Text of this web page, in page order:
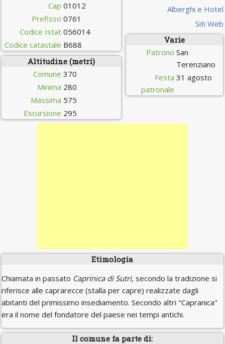
Cap 01012
Prefisso 0761
Codice Istat 056014
Codice catastale B688
Altitudine (metri)
Comune 370
Minima 280
Massima 575
Escursione 295
Alberghi e Hotel
Siti Web
Varie
Patrono San
Terenziano
Festa
patronale
31 agosto
Etimologia
Chiamata in passato Caprinica di Sutri, secondo la tradizione si
riferisce alle caprarecce (stalla per capre) realizzate dagli
abitanti del primissimo insediamento. Secondo altri "Capranica"
era il nome del fondatore del paese nei tempi antichi.
Il comune fa parte di: